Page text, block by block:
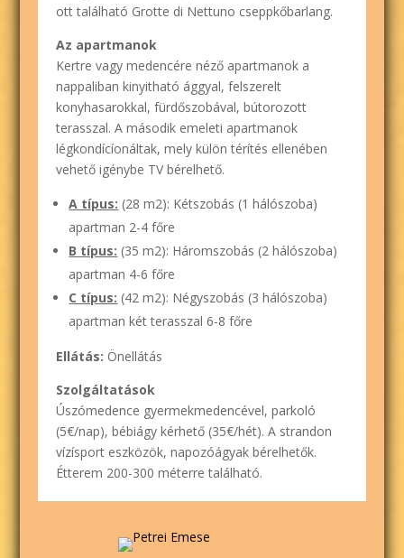
ott található Grotte di Nettuno cseppkőbarlang.
Az apartmanok
Kertre vagy medencére néző apartmanok a
nappaliban kinyitható ággyal, felszerelt
konyhasarokkal, fürdőszobával, bútorozott
terasszal. A második emeleti apartmanok
légkondícíonáltak, mely külön térítés ellenében
vehető igénybe TV bérelhető.
A típus: (28 m2): Kétszobás (1 hálószoba)
apartman 2-4 főre
B típus: (35 m2): Háromszobás (2 hálószoba)
apartman 4-6 főre
C típus: (42 m2): Négyszobás (3 hálószoba)
apartman két terasszal 6-8 főre
Ellátás: Önellátás
Szolgáltatások
Úszómedence gyermekmedencével, parkoló
(5€/nap), bébiágy kérhető (35€/hét). A strandon
vízísport eszközök, napozóágyak bérelhetők.
Étterem 200-300 méterre található.